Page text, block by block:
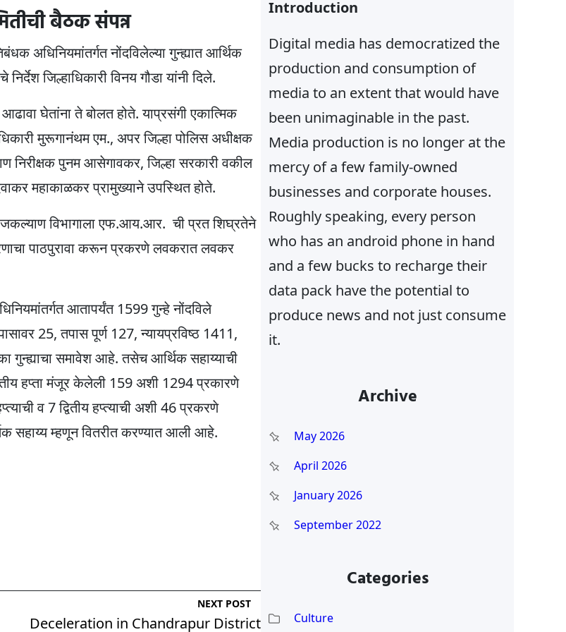
बैठक संपन्न
अधिनियमांतर्गत नोंदविलेल्या गुन्ह्यात आर्थिक
जिल्हाधिकारी विनय गौडा यांनी दिले.
घेतांना ते बोलत होते. याप्रसंगी एकात्मिक
मुरूगानंथम एम., अपर जिल्हा पोलिस अधीक्षक
निरीक्षक पुनम आसेगावकर, जिल्हा सरकारी वकील
महाकाळकर प्रामुख्याने उपस्थित होते.
विभागाला एफ.आय.आर. ची प्रत शिघ्रतेने
पाठपुरावा करून प्रकरणे लवकरात लवकर
आतापर्यंत 1599 गुन्हे नोंदविले
25, तपास पूर्ण 127, न्यायप्रविष्ठ 1411,
समावेश आहे. तसेच आर्थिक सहाय्याची
हप्ता मंजूर केलेली 159 अशी 1294 प्रकारणे
व 7 द्वितीय हप्त्याची अशी 46 प्रकरणे
सहाय्य म्हणून वितरीत करण्यात आली आहे.
NEXT POST
Deceleration in Chandrapur District
h
Introduction
Digital media has democratized the
production and consumption of
media to an extent that would have
been unimaginable in the past.
Media production is no longer at the
mercy of a few family-owned
businesses and corporate houses.
Roughly speaking, every person
who has an android phone in hand
and a few bucks to recharge their
data pack have the potential to
produce news and not just consume
it.
Archive
May 2026
April 2026
January 2026
September 2022
Categories
Culture